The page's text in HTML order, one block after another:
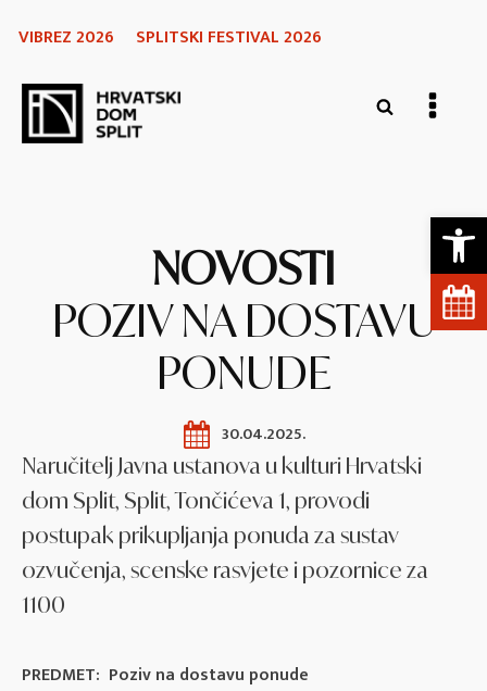
VIBREZ 2026 SPLITSKI FESTIVAL 2026
NOVOSTI
POZIV NA DOSTAVU
PONUDE
30.04.2025.
Naručitelj Javna ustanova u kulturi Hrvatski
dom Split, Split, Tončićeva 1, provodi
postupak prikupljanja ponuda za sustav
ozvučenja, scenske rasvjete i pozornice za
1100
PREDMET: Poziv na dostavu ponude